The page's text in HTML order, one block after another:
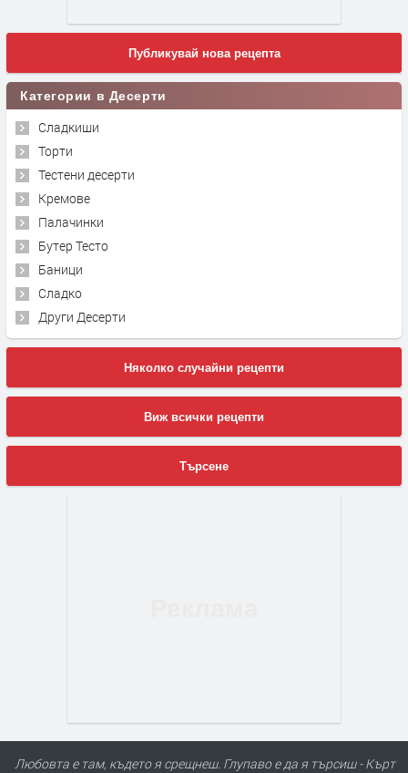
Публикувай нова рецепта
Категории в Десерти
Сладкиши
Торти
Тестени десерти
Кремове
Палачинки
Бутер Тесто
Баници
Сладко
Други Десерти
Няколко случайни рецепти
Виж всички рецепти
Търсене
Любовта е там, където я срещнеш. Глупаво е да я търсиш - Кърт